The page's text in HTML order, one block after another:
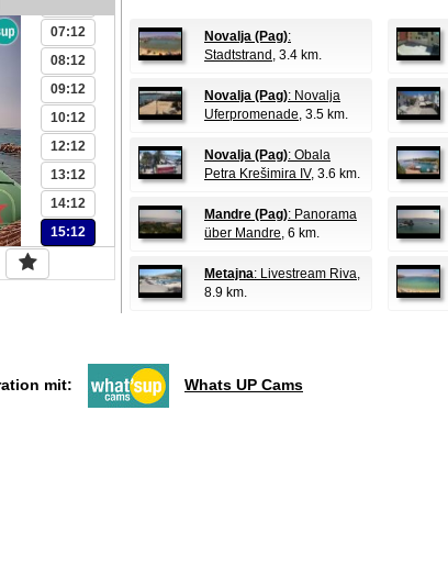
07:12
08:12
09:12
10:12
12:12
13:12
14:12
15:12
Novalja (Pag):
Stadtstrand , 3.4 km.
Novalja (Pag): Novalja
Uferpromenade, 3.5 km.
Novalja (Pag): Obala
Petra Krešimira IV, 3.6 km.
Mandre (Pag): Panorama
über Mandre, 6 km.
Metajna: Livestream Riva,
8.9 km.
mit: Whats UP Cams